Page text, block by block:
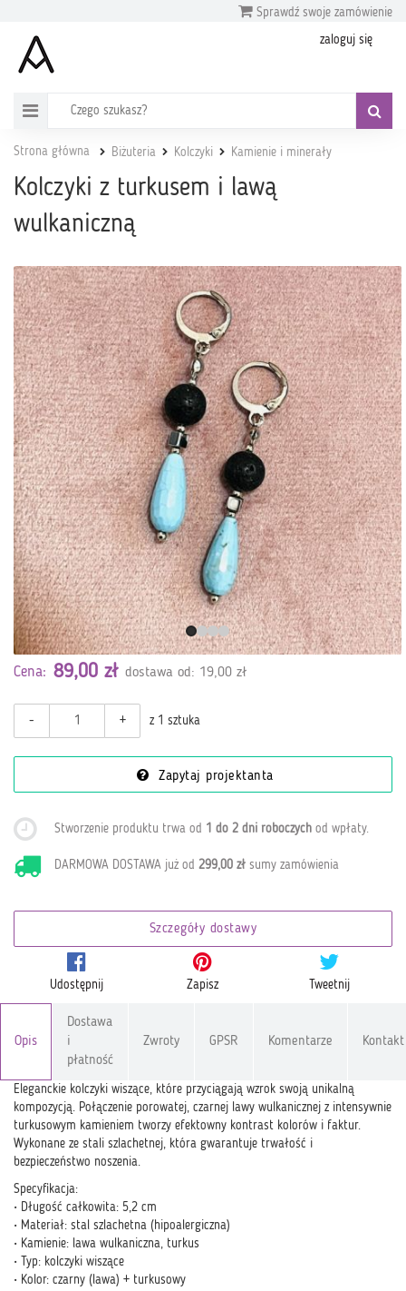
Sprawdź swoje zamówienie
zaloguj się
Strona główna Biżuteria Kolczyki Kamienie i minerały
Kolczyki z turkusem i lawą
wulkaniczną
Cena: 89,00 zł dostawa od: 19,00 zł
- + z 1 sztuka
Zapytaj projektanta
Stworzenie produktu trwa od 1 do 2 dni roboczych od wpłaty.
DARMOWA DOSTAWA już od299,00 zł sumy zamówienia
Szczegóły dostawy
Udostępnij Zapisz Tweetnij
Opis
Dostawa
i
płatność
Zwroty GPSR Komentarze Kontakt
Eleganckie kolczyki wiszące, które przyciągają wzrok swoją unikalną
kompozycją. Połączenie porowatej, czarnej lawy wulkanicznej z intensywnie
turkusowym kamieniem tworzy efektowny kontrast kolorów i faktur.
Wykonane ze stali szlachetnej, która gwarantuje trwałość i
bezpieczeństwo noszenia.
Specyfikacja:
• Długość całkowita: 5,2 cm
• Materiał: stal szlachetna (hipoalergiczna)
• Kamienie: lawa wulkaniczna, turkus
• Typ: kolczyki wiszące
• Kolor: czarny (lawa) + turkusowy